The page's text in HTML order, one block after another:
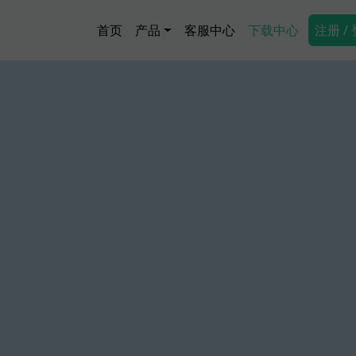
Main navigation
首页 产品 客服中心 下载中心 注册 /